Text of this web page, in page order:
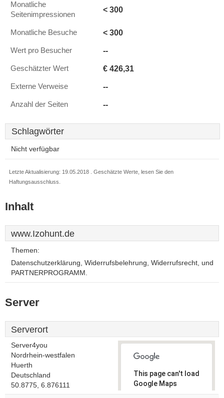
Monatliche
Seitenimpressionen
< 300
Monatliche Besuche < 300
Wert pro Besucher --
Geschätzter Wert € 426,31
Externe Verweise --
Anzahl der Seiten --
Schlagwörter
Nicht verfügbar
Letzte Aktualisierung: 19.05.2018 . Geschätzte Werte, lesen Sie den
Haftungsausschluss.
Inhalt
www.Izohunt.de
Themen:
Datenschutzerklärung, Widerrufsbelehrung, Widerrufsrecht, und
PARTNERPROGRAMM.
Server
Serverort
Server4you
Nordrhein-westfalen
Huerth
Deutschland
50.8775, 6.876111
This page can't load
Google Maps
correctly.